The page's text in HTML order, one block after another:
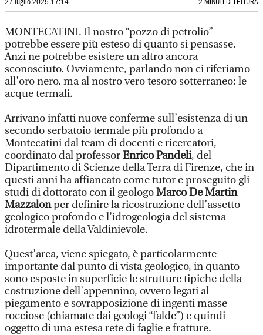
27 luglio 2025 17:14 2 MINUTI DI LETTURA
MONTECATINI. Il nostro “pozzo di petrolio”
potrebbe essere più esteso di quanto si pensasse.
Anzi ne potrebbe esistere un altro ancora
sconosciuto. Ovviamente, parlando non ci riferiamo
all’oro nero, ma al nostro vero tesoro sotterraneo: le
acque termali.
Arrivano infatti nuove conferme sull’esistenza di un
secondo serbatoio termale più profondo a
Montecatini dal team di docenti e ricercatori,
coordinato dal professorEnrico Pandeli, del
Dipartimento di Scienze della Terra di Firenze, che in
questi anni ha affiancato come tutor e proseguito gli
studi di dottorato con il geologoMarco De Martin
Mazzalonper definire la ricostruzione dell’assetto
geologico profondo e l’idrogeologia del sistema
idrotermale della Valdinievole.
Quest’area, viene spiegato, è particolarmente
importante dal punto di vista geologico, in quanto
sono esposte in superficie le strutture tipiche della
costruzione dell’appennino, ovvero legati al
piegamento e sovrapposizione di ingenti masse
rocciose (chiamate dai geologi “falde”) e quindi
oggetto di una estesa rete di faglie e fratture.